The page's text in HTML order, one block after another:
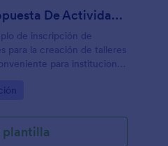
Formulario De Propuesta De Actividad Para Crear Taller
de inscripción de
para la creación de talleres
para instituciones
a concurso la creación de
plantilla